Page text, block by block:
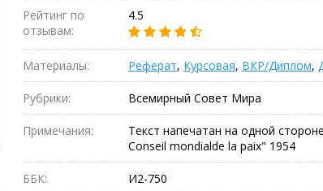
Рейтинг по
отзывам:
4.5
Материалы: Реферат, Курсовая, ВКР/Диплом,
Рубрики: Всемирный Совет Мира
Примечания:
Текст напечатан на одной
Conseil mondialde la paix" 1954
ББК: И2-750